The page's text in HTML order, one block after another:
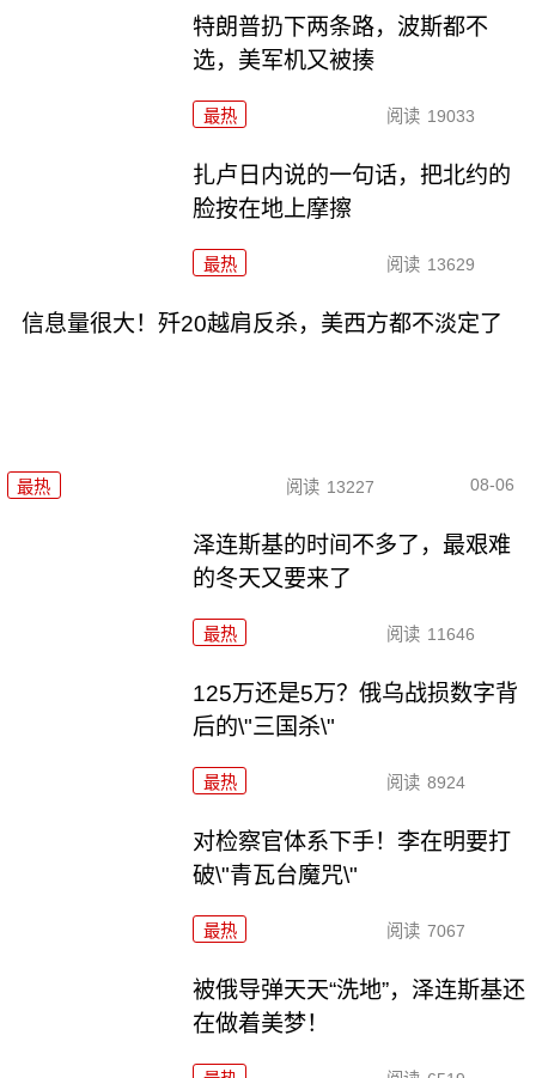
特朗普扔下两条路，波斯都不
选，美军机又被揍
最热 阅读 19033
扎卢日内说的一句话，把北约的
脸按在地上摩擦
最热 阅读 13629
信息量很大！歼20越肩反杀，美西方都不淡定了
最热 阅读 13227 08-06
泽连斯基的时间不多了，最艰难
的冬天又要来了
最热 阅读 11646
125万还是5万？俄乌战损数字背
后的\"三国杀\"
最热 阅读 8924
对检察官体系下手！李在明要打
破\"青瓦台魔咒\"
最热 阅读 7067
被俄导弹天天“洗地”，泽连斯基还
在做着美梦！